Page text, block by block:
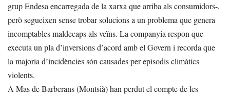
grup Endesa encarregada de la xarxa que arriba als consumidors-,
però segueixen sense trobar solucions a un problema que genera
incomptables maldecaps als veïns. La companyia respon que
executa un pla d’inversions d’acord amb el Govern i recorda que
la majoria d’incidències són causades per episodis climàtics
violents.
A Mas de Barberans (Montsià) han perdut el compte de les